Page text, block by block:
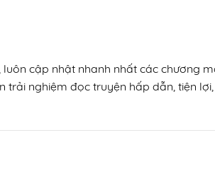
cập nhật nhanh nhất các chương
trải nghiệm đọc truyện hấp dẫn, tiện